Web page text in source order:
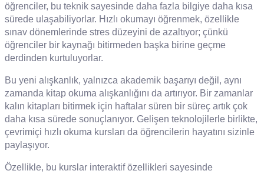
öğrenciler, bu teknik sayesinde daha fazla bilgiye daha kısa
sürede ulaşabiliyorlar. Hızlı okumayı öğrenmek, özellikle
sınav dönemlerinde stres düzeyini de azaltıyor; çünkü
öğrenciler bir kaynağı bitirmeden başka birine geçme
derdinden kurtuluyorlar.
Bu yeni alışkanlık, yalnızca akademik başarıyı değil, aynı
zamanda kitap okuma alışkanlığını da artırıyor. Bir zamanlar
kalın kitapları bitirmek için haftalar süren bir süreç artık çok
daha kısa sürede sonuçlanıyor. Gelişen teknolojilerle birlikte,
çevrimiçi hızlı okuma kursları da öğrencilerin hayatını sizinle
paylaşıyor.
Özellikle, bu kurslar interaktif özellikleri sayesinde